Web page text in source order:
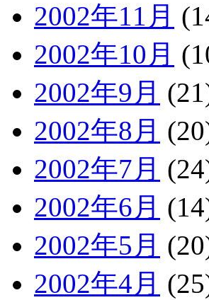
2002年11月
2002年10月
2002年9月
2002年8月
2002年7月
2002年6月
2002年5月
2002年4月